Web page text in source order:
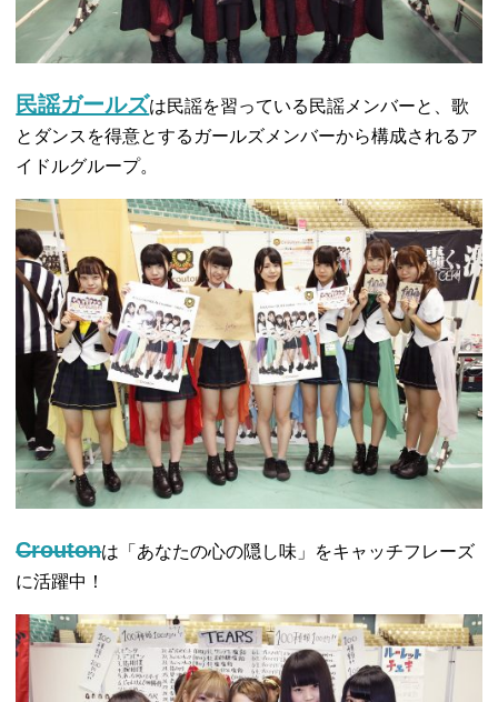
民謡ガールズは民謡を習っている民謡メンバーと、歌
とダンスを得意とするガールズメンバーから構成されるア
イドルグループ。
Croutonは「あなたの心の隠し味」をキャッチフレーズ
に活躍中！